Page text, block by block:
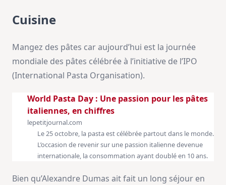
Cuisine
Mangez des pâtes car aujourd’hui est la journée
mondiale des pâtes célébrée à l’initiative de l’IPO
(International Pasta Organisation).
World Pasta Day : Une passion pour les pâtes
italiennes, en chiffres
lepetitjournal.com
Le 25 octobre, la pasta est célébrée partout dans le monde.
L’occasion de revenir sur une passion italienne devenue
internationale, la consommation ayant doublé en 10 ans.
Bien qu’Alexandre Dumas ait fait un long séjour en